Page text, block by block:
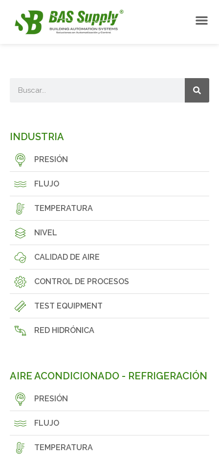
INDUSTRIA
PRESIÓN
FLUJO
TEMPERATURA
NIVEL
CALIDAD DE AIRE
CONTROL DE PROCESOS
TEST EQUIPMENT
RED HIDRÓNICA
AIRE ACONDICIONADO - REFRIGERACIÓN
PRESIÓN
FLUJO
TEMPERATURA